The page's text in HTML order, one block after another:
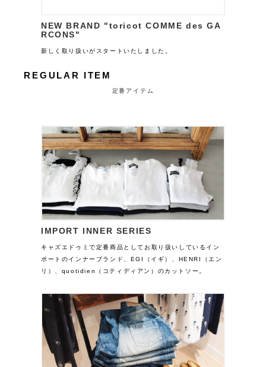
NEW BRAND "toricot COMME des GA
RCONS"
新しく取り扱いがスタートいたしました。
REGULAR ITEM
定番アイテム
IMPORT INNER SERIES
キャズエドゥミで定番商品としてお取り扱いしているイン
ポートのインナーブランド、EGI（イギ）、HENRI（エン
リ）、quotidien（コティディアン）のカットソー。